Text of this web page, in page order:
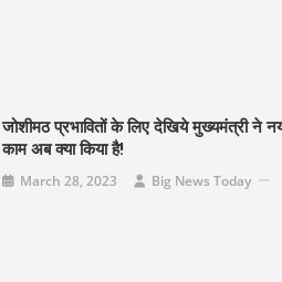
जोशीमठ प्रभावितों के लिए देखिये मुख्यमंत्री ने
काम अब क्या किया है!
March 28, 2023 Big News Today